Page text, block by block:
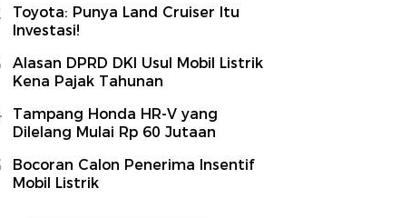
Toyota: Punya Land Cruiser Itu
Investasi!
Alasan DPRD DKI Usul Mobil Listrik
Kena Pajak Tahunan
Tampang Honda HR-V yang
Dilelang Mulai Rp 60 Jutaan
Bocoran Calon Penerima Insentif
Mobil Listrik